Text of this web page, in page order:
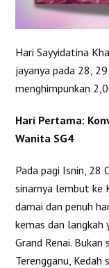
Hari Sayyidatina
jayanya pada 28,
menghimpunkan
Hari Pertama:
Wanita SG4
Pada pagi Isnin, 28
sinarnya lembut ke
damai dan penuh
kemas dan
Grand Renai.
Terengganu,